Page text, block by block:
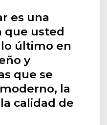
es una
que usted
último en
y
que se
la
calidad de